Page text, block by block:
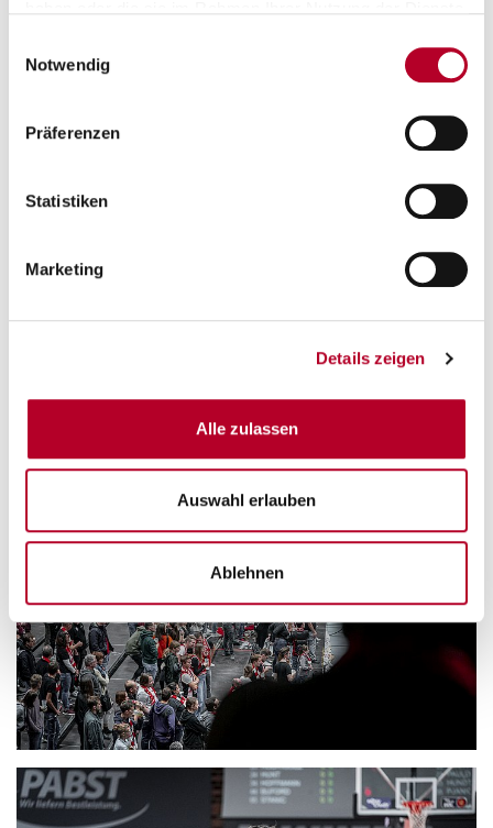
Notwendig
Präferenzen
Statistiken
Marketing
Details zeigen
Alle zulassen
Auswahl erlauben
Ablehnen